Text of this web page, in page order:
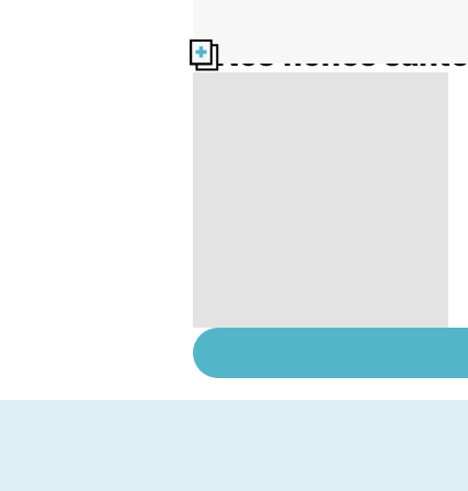
Nos fiches santé
de l'attention avec